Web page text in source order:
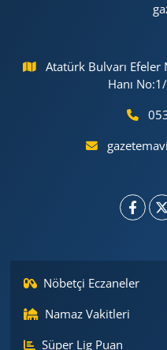
Atatürk Bulvarı
Hanı
Nöbetçi Eczaneler
Namaz Vakitleri
Süper Lig Puan